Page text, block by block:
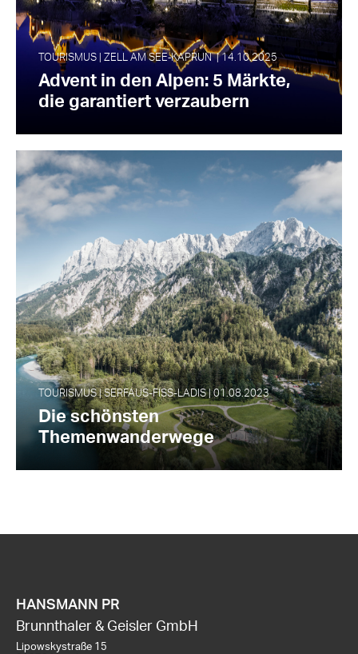
TOURISMUS | ZELL AM SEE‑KAPRUN | 14.10.2025
Advent in den Alpen: 5 Märkte,
die garantiert verzaubern
TOURISMUS | SERFAUS-FISS-LADIS | 01.08.2023
Die schönsten
Themenwanderwege
HANSMANN PR
Brunnthaler & Geisler GmbH
Lipowskystraße 15